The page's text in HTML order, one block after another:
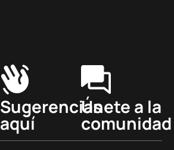
Sugerencias
aquí
Únete a la
comunidad